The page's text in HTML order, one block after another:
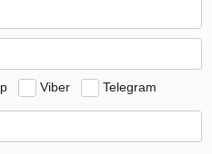
Viber Telegram